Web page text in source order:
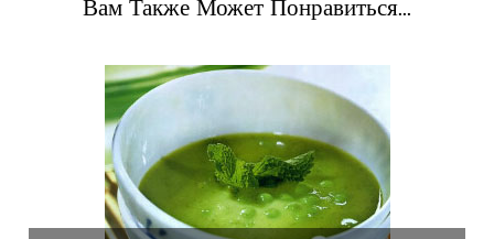
Вам Также Может Понравиться...